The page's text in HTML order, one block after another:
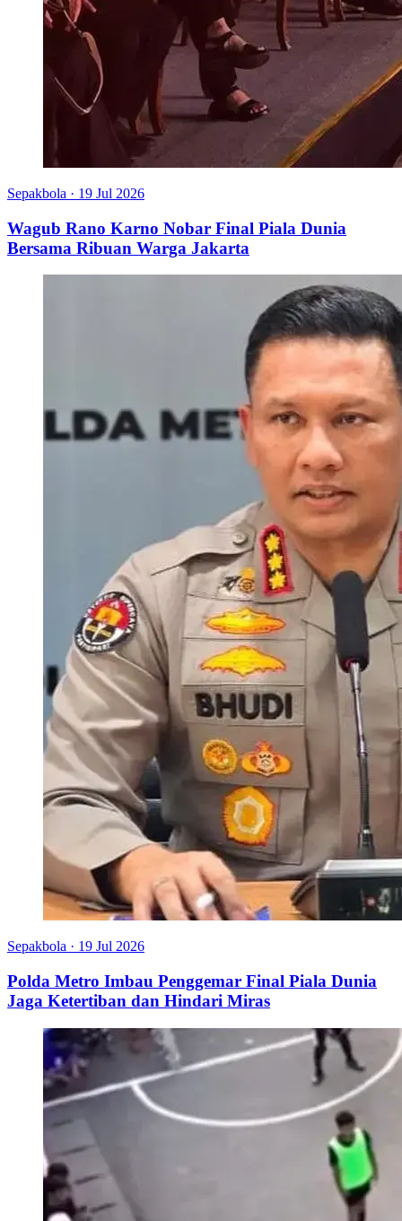
Sepakbola · 19 Jul 2026
Wagub Rano Karno Nobar Final Piala Dunia
Bersama Ribuan Warga Jakarta
Sepakbola · 19 Jul 2026
Polda Metro Imbau Penggemar Final Piala Dunia
Jaga Ketertiban dan Hindari Miras